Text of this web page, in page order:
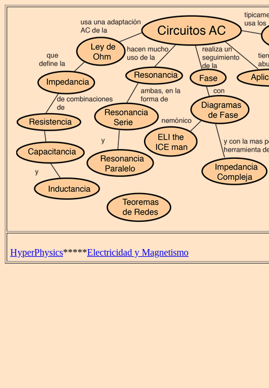
HyperPhysics*****Electricidad y Magnetismo